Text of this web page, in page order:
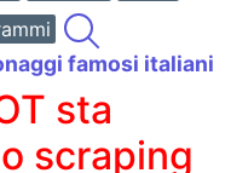
famosi italiani
sta
scraping